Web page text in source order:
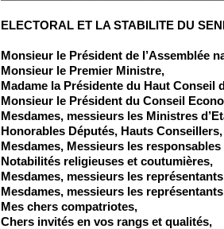
ELECTORAL ET LA STABILITE DU
Monsieur le Président de l’Assemblée
Monsieur le Premier Ministre,
Madame la Présidente du Haut
Monsieur le Président du Conseil
Mesdames, messieurs les Ministres
Honorables Députés, Hauts
Mesdames, Messieurs les
Notabilités religieuses et coutumières,
Mesdames, messieurs les
Mesdames, messieurs les
Mes chers compatriotes,
Chers invités en vos rangs et qualités,